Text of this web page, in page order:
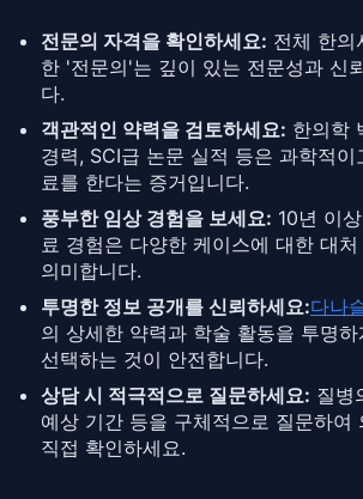
전문의 자격을 확인하세요: 전체 한의
한 '전문의'는 깊이 있는 전문성과 신
다.
객관적인 약력을 검토하세요: 한의학
경력, SCI급 논문 실적 등은 과학적
료를 한다는 증거입니다.
풍부한 임상 경험을 보세요: 10년 이
료 경험은 다양한 케이스에 대한 대
의미합니다.
투명한 정보 공개를 신뢰하세요:다나
의 상세한 약력과 학술 활동을 투명
선택하는 것이 안전합니다.
상담 시 적극적으로 질문하세요: 질병
예상 기간 등을 구체적으로 질문하여
직접 확인하세요.